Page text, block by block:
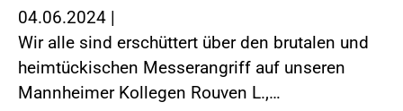
04.06.2024 |
Wir alle sind erschüttert über den brutalen und
heimtückischen Messerangriff auf unseren
Mannheimer Kollegen Rouven L.,…